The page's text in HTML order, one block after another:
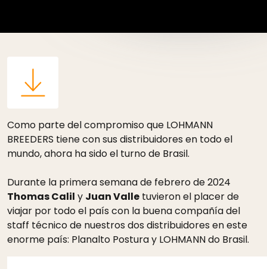
Como parte del compromiso que LOHMANN
BREEDERS tiene con sus distribuidores en todo el
mundo, ahora ha sido el turno de Brasil.
Durante la primera semana de febrero de 2024
Thomas Calil y Juan Valle tuvieron el placer de
viajar por todo el país con la buena compañía del
staff técnico de nuestros dos distribuidores en este
enorme país: Planalto Postura y LOHMANN do Brasil.